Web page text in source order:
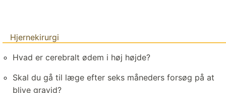
Hjernekirurgi
Hvad er cerebralt ødem i høj højde?
Skal du gå til læge efter seks måneders forsøg på at
blive gravid?